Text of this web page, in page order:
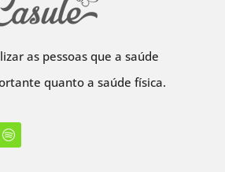
as pessoas que a saúde
quanto a saúde física.